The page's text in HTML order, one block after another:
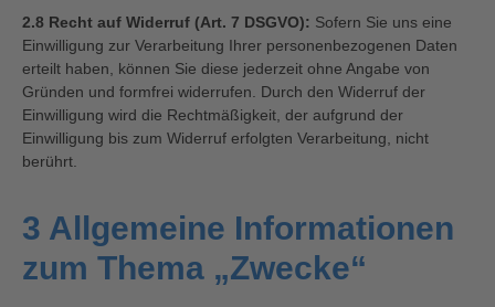
2.8 Recht auf Widerruf (Art. 7 DSGVO): Sofern Sie uns eine
Einwilligung zur Verarbeitung Ihrer personenbezogenen Daten
erteilt haben, können Sie diese jederzeit ohne Angabe von
Gründen und formfrei widerrufen. Durch den Widerruf der
Einwilligung wird die Rechtmäßigkeit, der aufgrund der
Einwilligung bis zum Widerruf erfolgten Verarbeitung, nicht
berührt.
3 Allgemeine Informationen
zum Thema „Zwecke“